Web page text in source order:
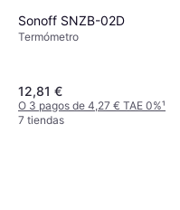
Sonoff SNZB-02D
Termómetro
12,81 €
O 3 pagos de 4,27 € TAE 0%¹
7 tiendas